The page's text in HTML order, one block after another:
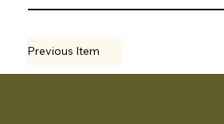
Previous Item